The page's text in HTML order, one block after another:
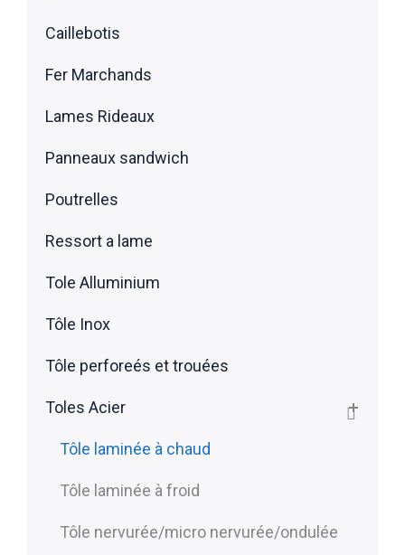
Caillebotis
Fer Marchands
Lames Rideaux
Panneaux sandwich
Poutrelles
Ressort a lame
Tole Alluminium
Tôle Inox
Tôle perforeés et trouées
Toles Acier
Tôle laminée à chaud
Tôle laminée à froid
Tôle nervurée/micro nervurée/ondulée